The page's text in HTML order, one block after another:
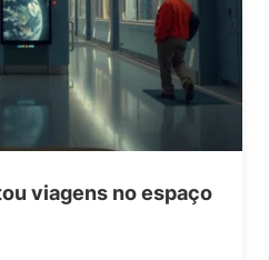
viagens no espaço